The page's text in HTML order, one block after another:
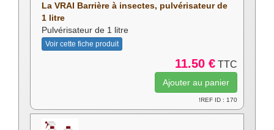
La VRAI Barrière à insectes, pulvérisateur de
1 litre
Pulvérisateur de 1 litre
Voir cette fiche produit
11.50 € TTC
!REF ID : 170